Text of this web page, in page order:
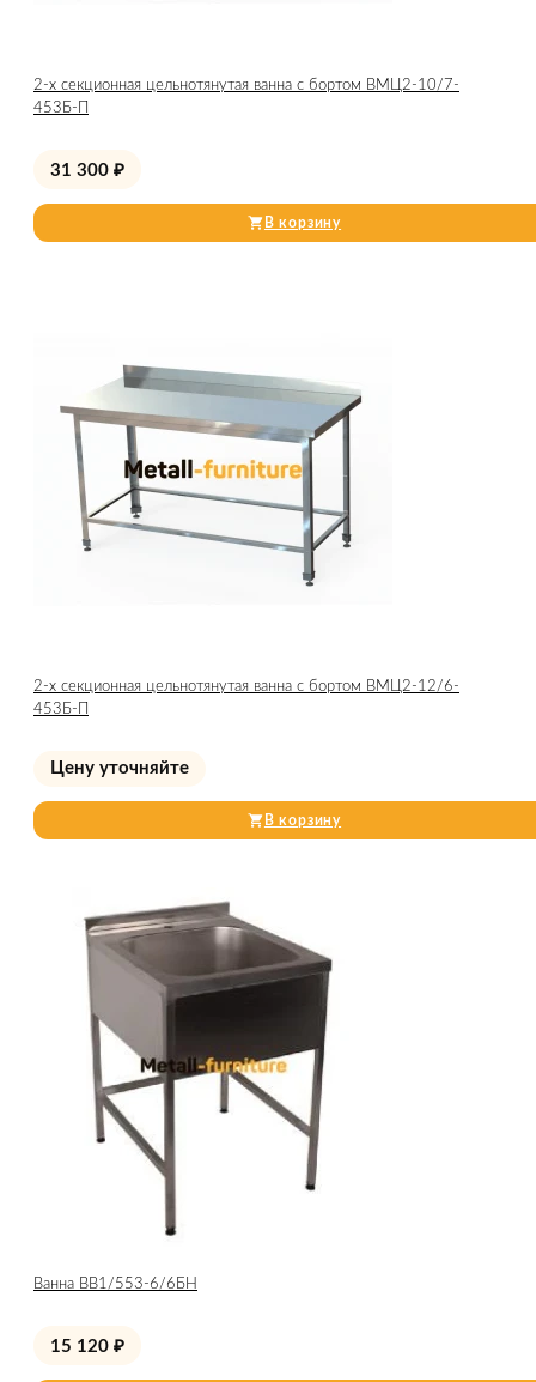
2-х секционная цельнотянутая ванна с бортом ВМЦ2-10/7-
453Б-П
31 300 ₽
В корзину
2-х секционная цельнотянутая ванна с бортом ВМЦ2-12/6-
453Б-П
Цену уточняйте
В корзину
Ванна ВВ1/553-6/6БН
15 120 ₽